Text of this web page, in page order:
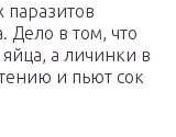
Дело в том, что
а личинки в
и пьют сок